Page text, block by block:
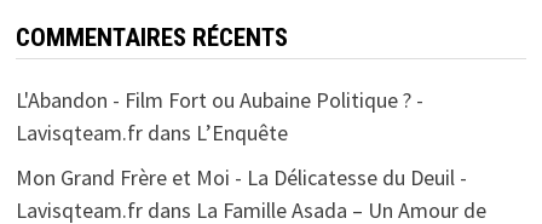
COMMENTAIRES RÉCENTS
L'Abandon - Film Fort ou Aubaine Politique ? -
Lavisqteam.frdans L’Enquête
Mon Grand Frère et Moi - La Délicatesse du Deuil -
Lavisqteam.frdans La Famille Asada – Un Amour de